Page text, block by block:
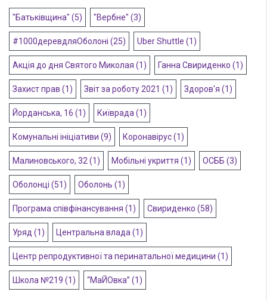
"Батьківщина" (5) "Вербне" (3)
#1000деревдляОболоні (25) Uber Shuttle (1)
Акція до дня Святого Миколая (1) Ганна Свириденко (1)
Захист прав (1) Звіт за роботу 2021 (1) Здоров'я (1)
Йорданська, 16 (1) Київрада(1)
Комунальні ініціативи (9) Коронавірус(1)
Малиновського, 32(1) Мобільні укриття (1) ОСББ (3)
Оболонці (51) Оболонь (1)
Програма співфінансування (1) Свириденко (58)
Уряд (1) Центральна влада(1)
Центр репродуктивної та перинатальної медицини (1)
Школа №219 (1) “МаЙОвка” (1)